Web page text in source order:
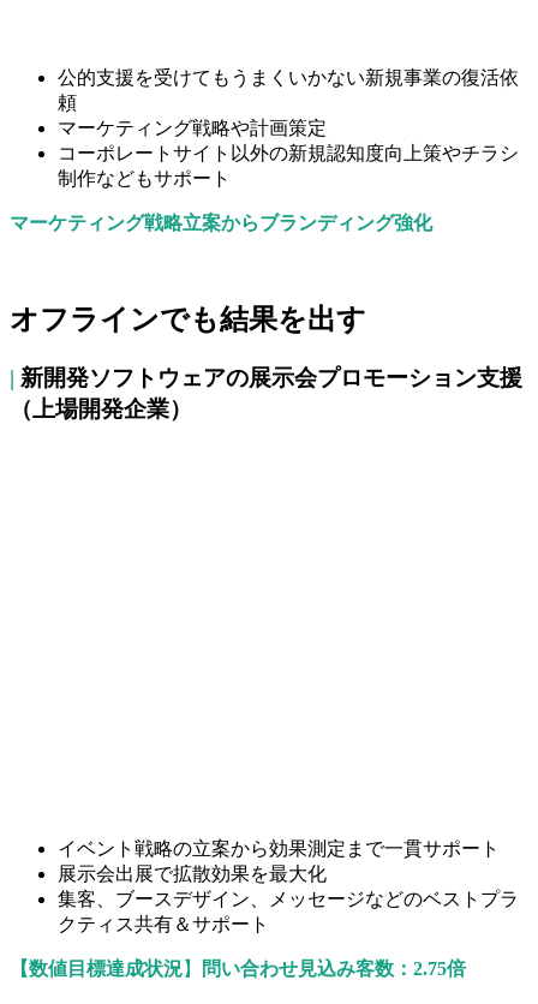
公的支援を受けてもうまくいかない新規事業の復活依
頼
マーケティング戦略や計画策定
コーポレートサイト以外の新規認知度向上策やチラシ
制作などもサポート
マーケティング戦略立案からブランディング強化
オフラインでも結果を出す
| 新開発ソフトウェアの展示会プロモーション支援
（上場開発企業）
イベント戦略の立案から効果測定まで一貫サポート
展示会出展で拡散効果を最大化
集客、ブースデザイン、メッセージなどのベストプラ
クティス共有＆サポート
【数値目標達成状況】 問い合わせ見込み客数：2.75倍